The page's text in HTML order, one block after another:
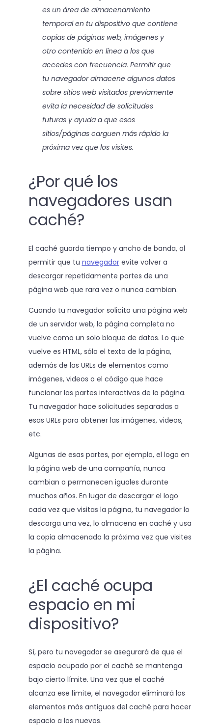
es un área de almacenamiento
temporal en tu dispositivo que contiene
copias de páginas web, imágenes y
otro contenido en línea a los que
accedes con frecuencia. Permitir que
tu navegador almacene algunos datos
sobre sitios web visitados previamente
evita la necesidad de solicitudes
futuras y ayuda a que esos
sitios/páginas carguen más rápido la
próxima vez que los visites.
¿Por qué los
navegadores usan
caché?
El caché guarda tiempo y ancho de banda, al
permitir que tu navegadorevite volver a
descargar repetidamente partes de una
página web que rara vez o nunca cambian.
Cuando tu navegador solicita una página web
de un servidor web, la página completa no
vuelve como un solo bloque de datos. Lo que
vuelve es HTML, sólo el texto de la página,
además de las URLs de elementos como
imágenes, videos o el código que hace
funcionar las partes interactivas de la página.
Tu navegador hace solicitudes separadas a
esas URLs para obtener las imágenes, videos,
etc.
Algunas de esas partes, por ejemplo, el logo en
la página web de una compañía, nunca
cambian o permanecen iguales durante
muchos años. En lugar de descargar el logo
cada vez que visitas la página, tu navegador lo
descarga una vez, lo almacena en caché y usa
la copia almacenada la próxima vez que visites
la página.
¿El caché ocupa
espacio en mi
dispositivo?
Sí, pero tu navegador se asegurará de que el
espacio ocupado por el caché se mantenga
bajo cierto límite. Una vez que el caché
alcanza ese límite, el navegador eliminará los
elementos más antiguos del caché para hacer
espacio a los nuevos.